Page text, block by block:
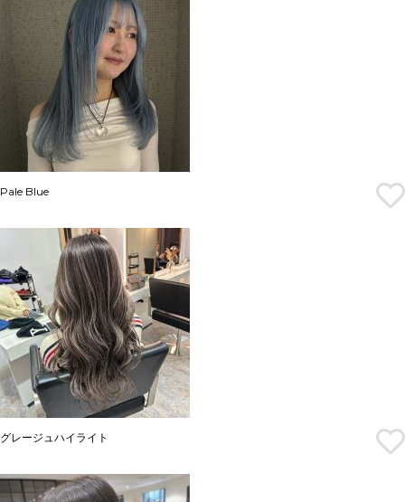
Pale Blue
グレージュハイライト